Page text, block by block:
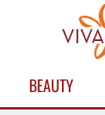
BEAUTY